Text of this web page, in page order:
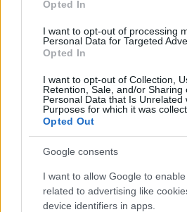
Opted In
I want to opt-out of processing
Personal Data for Targeted
Opted In
I want to opt-out of Collection,
Retention, Sale, and/or Sharing
Personal Data that Is Unrelated
Purposes for which it was
Opted Out
Google consents
I want to allow Google to
related to advertising like
device identifiers in apps.
Még egy filmes tematikájú
benneteket. Freddynek már